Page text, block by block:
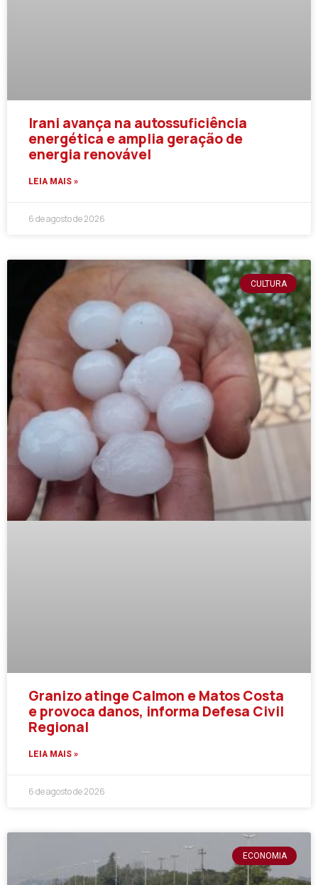
Irani avança na autossuficiência
energética e amplia geração de
energia renovável
LEIA MAIS »
6 de agosto de 2026
CULTURA
Granizo atinge Calmon e Matos Costa
e provoca danos, informa Defesa Civil
Regional
LEIA MAIS »
6 de agosto de 2026
ECONOMIA